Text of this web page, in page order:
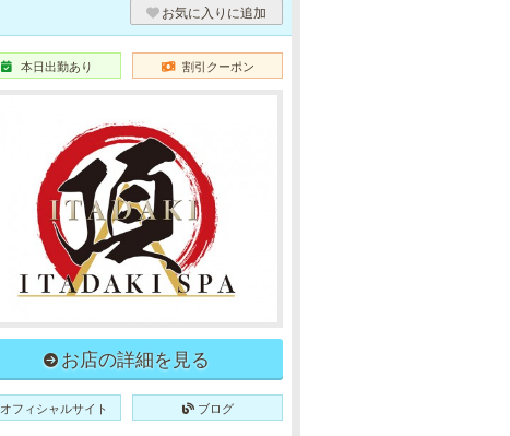
お気に入りに追加
本日出勤あり 割引クーポン
お店の詳細を見る
オフィシャルサイト ブログ